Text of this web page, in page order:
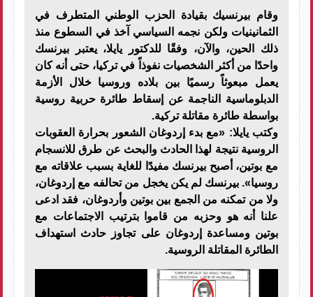
وقام بيرنسيك بقيادة الحزب الوطني المتطرف في
الثمانينيات ولكن نجمه السياسي آخذ في السطوع منذ
ذلك الحين، والآن، وفقًا للدكتور يايلا، يعتبر بيرنسك
واحدًا من أكثر الشخصيات نفوذاً في تركيا، حتى أنه كان
يعمل مبعوثاً رسميًا بين بلاده وروسيا خلال الأزمة
الدبلوماسية الناجمة عن إسقاط طائرة حربية روسية
بواسطة طائرة مقاتلة تركية.
وكتب يايلا: «مع بدء إردوغان الشعور بحرارة العقوبات
الروسية نتيجة لهذا الحادث والبحث عن طرق للانسجام
مع بوتين، أصبح بيرنسك مفيدًا للغاية بسبب علاقاته مع
روسيا». بيرنسك لم يكن يخجل من تحالفه مع إردوغان،
ولا من تمكنه من الجمع بين بوتين وأردوغان، فقد ادعى
علنا أنه هو وحزبه من قاموا بترتيب الاجتماعات مع
بوتين ومساعدة إردوغان على تجاوز حادث استهداف
الطائرة المقاتلة الروسية.